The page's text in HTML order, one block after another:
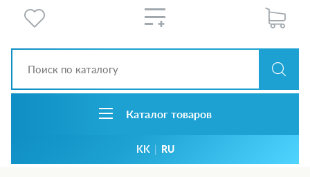
Каталог товаров
KK | RU